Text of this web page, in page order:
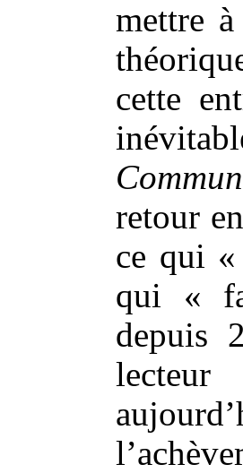
mettre
cette
retour
ce qui
qui «
depuis